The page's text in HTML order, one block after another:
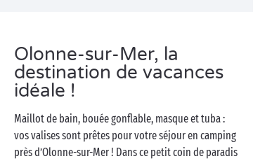
Olonne-sur-Mer, la
destination de vacances
idéale !
Maillot de bain, bouée gonflable, masque et tuba :
vos valises sont prêtes pour votre séjour en camping
près d’Olonne-sur-Mer ! Dans ce petit coin de paradis